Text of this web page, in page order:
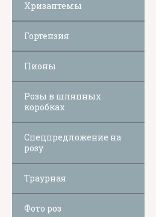
Хризантемы
Гортензия
Пионы
Розы в шляпных
коробках
Спецпредложение на
розу
Траурная
Фото роз